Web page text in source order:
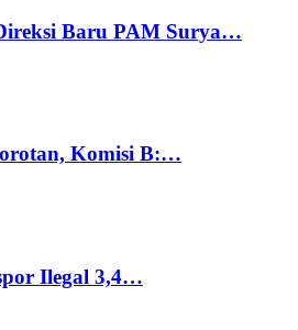
Baru PAM Surya…
Komisi B:…
Ilegal 3,4…